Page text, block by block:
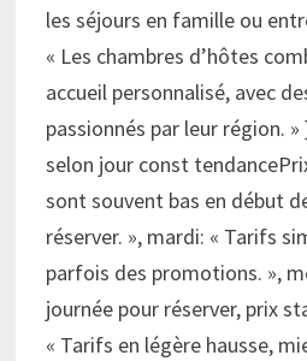
les séjours en famille ou
« Les chambres d’hôtes
accueil personnalisé, avec
passionnés par leur région.
selon jour const
sont souvent bas en début
réserver. », mardi: « Tarifs
parfois des promotions. »,
journée pour réserver, prix
« Tarifs en légère hausse,